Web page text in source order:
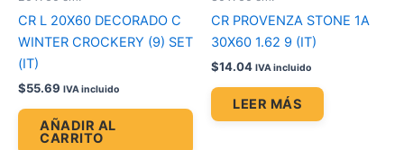
CR L 20X60 DECORADO C
WINTER CROCKERY (9) SET
(IT)
$55.69 IVA incluido
AÑADIR AL
CARRITO
CR PROVENZA STONE 1A
30X60 1.62 9 (IT)
$14.04 IVA incluido
LEER MÁS